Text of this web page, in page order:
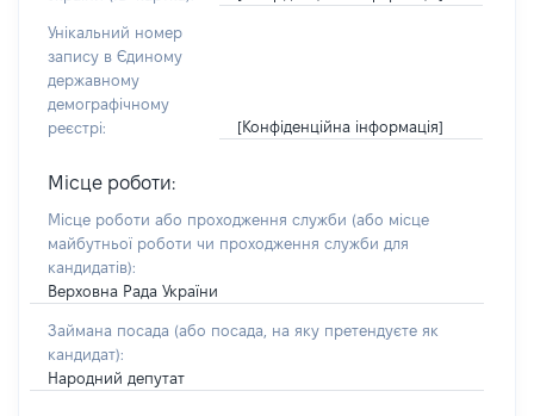
Унікальний номер
запису в Єдиному
державному
демографічному
реєстрі:
[Конфіденційна інформація]
Місце роботи:
Місце роботи або проходження служби (або місце
майбутньої роботи чи проходження служби для
кандидатів):
Верховна Рада України
Займана посада (або посада, на яку претендуєте як
кандидат):
Народний депутат